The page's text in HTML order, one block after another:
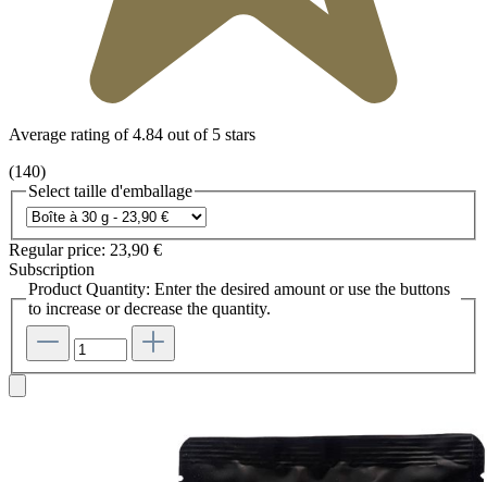
Average rating of 4.84 out of 5 stars
(140)
Select taille d'emballage
Regular price: 23,90 €
Subscription
Product Quantity: Enter the desired amount or use the buttons
to increase or decrease the quantity.